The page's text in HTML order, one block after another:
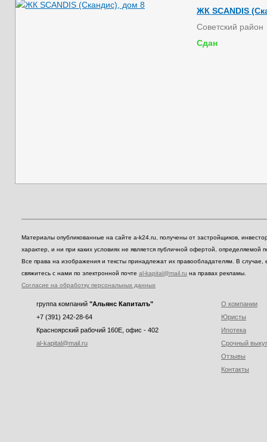
ЖК SCANDIS
Советский район
Сдан
Материалы опубликованные на сайте a-k24.ru, получены от застройщиков,
характер, и ни при каких условиях не является публичной офертой,
Все права на изображения и тексты принадлежат их правообладателям. В
свяжитесь с нами по электронной почте al-kapital@mail.ru на правах рекламы.
Согласие на обработку персональных данных
группа компаний "Альянс Капиталъ"
+7 (391) 242-28-64
Красноярский рабочий 160E, офис - 402
al-kapital@mail.ru
О компании
Юристы
Ипотека
Срочный
Отзывы
Контакты